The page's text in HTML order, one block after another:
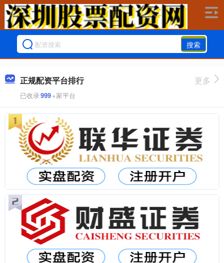
搜索
正规配资平台排行
已收录999+家平台
更多